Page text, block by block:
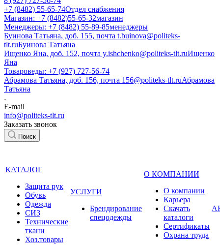
+7 (8482) 55-65-74Отдел снабжения
Магазин: +7 (8482)55-65-32магазин
Менеджеры: +7 (8482) 55-89-85менеджеры
Буинова Татьяна, доб. 155, почта t.buinova@politeks-
tlt.ruБуинова Татьяна
Ищенко Яна, доб. 152, почта y.ishchenko@politeks-tlt.ruИщенко
Яна
Товароведы: +7 (927) 727-56-74
Абрамова Татьяна, доб. 156, почта 156@politeks-tlt.ruАбрамова
Татьяна
E-mail
info@politeks-tlt.ru
Заказать звонок
Поиск
КАТАЛОГ
Защита рук
Обувь
Одежда
СИЗ
Технические
ткани
Хоз.товары
УСЛУГИ
Брендирование
спецодежды
О КОМПАНИИ
О компании
Карьера
Cкачать
каталоги
Сертификаты
Охрана труда